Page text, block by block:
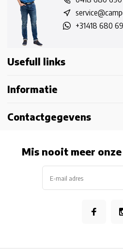
+31418 680
Usefull links
Informatie
Contactgegevens
Mis nooit meer